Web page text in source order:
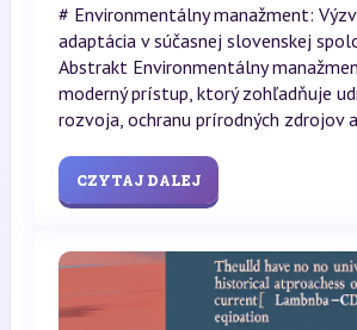
# Environmentálny manažment:
adaptácia v súčasnej slovenskej
Abstrakt Environmentálny
moderný prístup, ktorý zohľadňuje
rozvoja, ochranu prírodných zdrojov
CZYTAJ DALEJ